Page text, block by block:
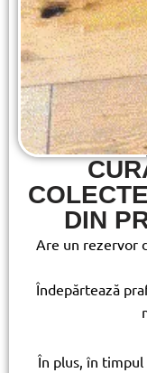
DIN
Are un rezervor
Îndepărtează
În plus, în